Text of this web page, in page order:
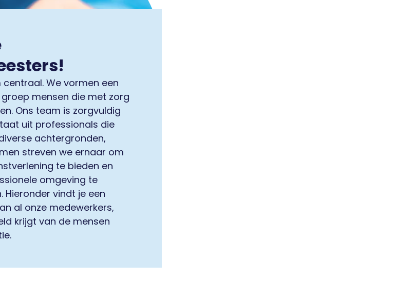
We vormen een
mensen die met zorg
Ons team is zorgvuldig
uit professionals die
achtergronden,
streven we ernaar om
te bieden en
omgeving te
Hieronder vindt je een
al onze medewerkers,
krijgt van de mensen